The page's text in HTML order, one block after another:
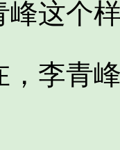
个样
青峰